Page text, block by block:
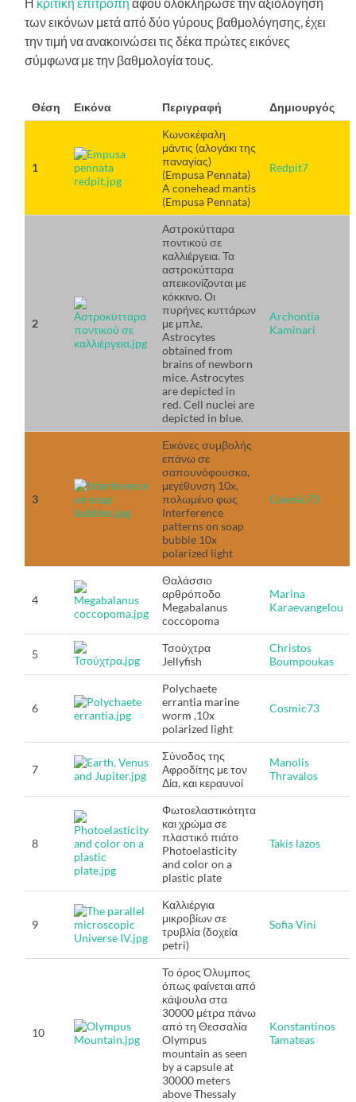
Η κριτική επιτροπή αφού ολοκλήρωσε την αξιολόγηση
των εικόνων μετά από δύο γύρους βαθμολόγησης, έχει
την τιμή να ανακοινώσει τις δέκα πρώτες εικόνες
σύμφωνα με την βαθμολογία τους.
Θέση Εικόνα Περιγραφή Δημιουργός
1
Κωνοκέφαλη
μάντις (αλογάκι της
παναγίας)
(Empusa Pennata)
A conehead mantis
(Empusa Pennata)
Redpit7
2
Αστροκύτταρα
ποντικού σε
καλλιέργεια. Τα
αστροκύτταρα
απεικονίζονται με
κόκκινο. Οι
πυρήνες κυττάρων
με μπλε.
Astrocytes
obtained from
brains of newborn
mice. Astrocytes
are depicted in
red. Cell nuclei are
depicted in blue.
Archontia
Kaminari
3
Εικόνες συμβολής
επάνω σε
σαπουνόφουσκα,
μεγέθυνση 10x,
πολωμένο φως
Interference
patterns on soap
bubble 10x
polarized light
Cosmic73
4
Θαλάσσιο
αρθρόποδο
Megabalanus
coccopoma
Marina
Karaevangelou
5
Τσούχτρα
Jellyfish
Christos
Boumpoukas
6
Polychaete
errantia marine
worm ,10x
polarized light
Cosmic73
7
Σύνοδος της
Αφροδίτης με τον
Δία, και κεραυνοί
Manolis
Thravalos
8
Φωτοελαστικότητα
και χρώμα σε
πλαστικό πιάτο
Photoelasticity
and color on a
plastic plate
Takis lazos
9
Καλλιέργια
μικροβίων σε
τρυβλία (δοχεία
petri)
Sofia Vini
10
Το όρος Όλυμπος
όπως φαίνεται από
κάψουλα στα
30000 μέτρα πάνω
από τη Θεσσαλία
Olympus
mountain as seen
by a capsule at
30000 meters
above Thessaly
Konstantinos
Tamateas